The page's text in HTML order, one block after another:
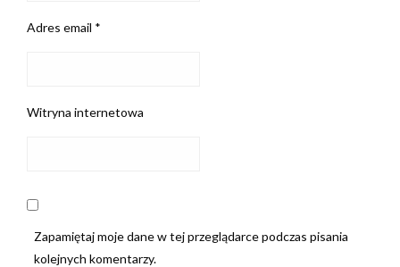
Adres email *
Witryna internetowa
Zapamiętaj moje dane w tej przeglądarce podczas pisania
kolejnych komentarzy.